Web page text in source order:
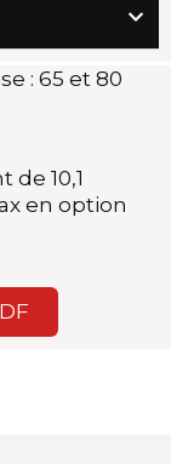
: 65 et 80
10,1
option